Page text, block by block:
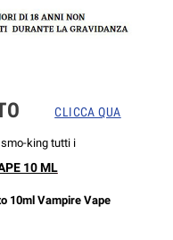
CLICCA QUA
king tutti i
10 ML
10ml Vampire Vape